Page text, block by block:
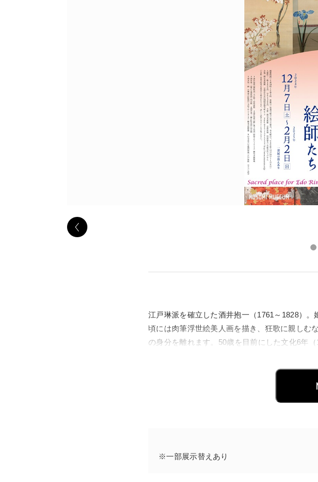
江戸琳派を確立した酒井抱一（1761～1828）
頃には肉筆浮世絵美人画を描き、狂歌に親しむ
の身分を離れます。50歳を目前にした文化6年
終の棲家となるこの庵は8年後の文化14年（
庵」に纏わる作品を加え展覧します。抱一に
※一部展示替えあり